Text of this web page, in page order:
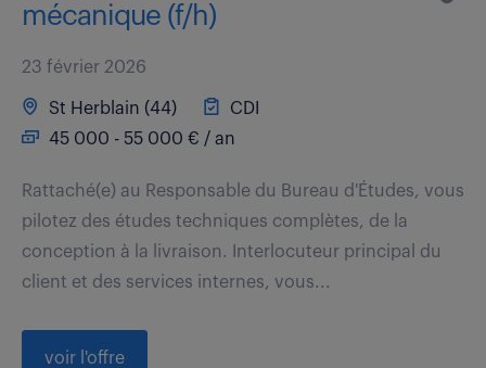
mécanique (f/h)
23 février 2026
St Herblain (44)
CDI
45 000 - 55 000 € / an
Rattaché(e) au Responsable du Bureau d'Études, vous
pilotez des études techniques complètes, de la
conception à la livraison. Interlocuteur principal du
client et des services internes, vous...
voir l'offre